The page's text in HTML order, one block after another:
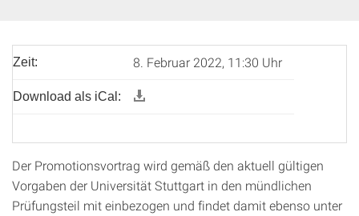
Zeit: 8. Februar 2022, 11:30 Uhr
Download als iCal:
Der Promotionsvortrag wird gemäß den aktuell gültigen
Vorgaben der Universität Stuttgart in den mündlichen
Prüfungsteil mit einbezogen und findet damit ebenso unter